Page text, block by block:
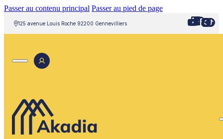
Passer au contenu principal Passer au pied de page
125 avenue Louis Roche 92200 Gennevilliers